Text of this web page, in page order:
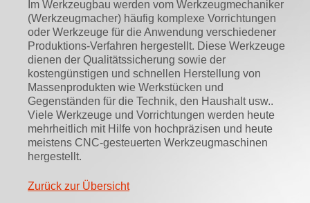
Im Werkzeugbau werden vom Werkzeugmechaniker
(Werkzeugmacher) häufig komplexe Vorrichtungen
oder Werkzeuge für die Anwendung verschiedener
Produktions-Verfahren hergestellt. Diese Werkzeuge
dienen der Qualitätssicherung sowie der
kostengünstigen und schnellen Herstellung von
Massenprodukten wie Werkstücken und
Gegenständen für die Technik, den Haushalt usw..
Viele Werkzeuge und Vorrichtungen werden heute
mehrheitlich mit Hilfe von hochpräzisen und heute
meistens CNC-gesteuerten Werkzeugmaschinen
hergestellt.
Zurück zur Übersicht